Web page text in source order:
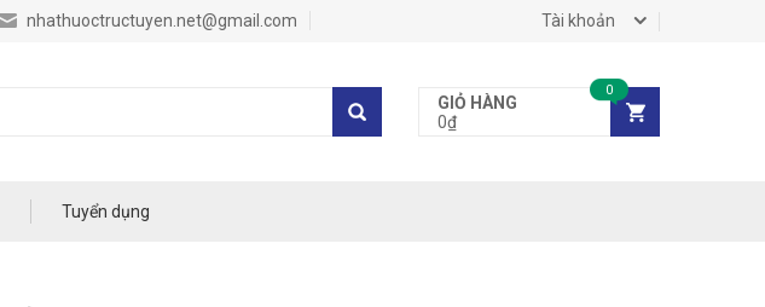
nhathuoctructuyen.net@gmail.com Tài khoản
GIỎ HÀNG
0₫
0
Tuyển dụng